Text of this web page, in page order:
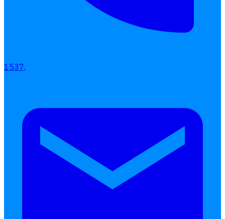
เลือกหัวข้อที่คุณสนใจ
แบบฟอร์มประเมินพนักงาน
บริการรับทำเงินเดือน
HumanSoft
1537,